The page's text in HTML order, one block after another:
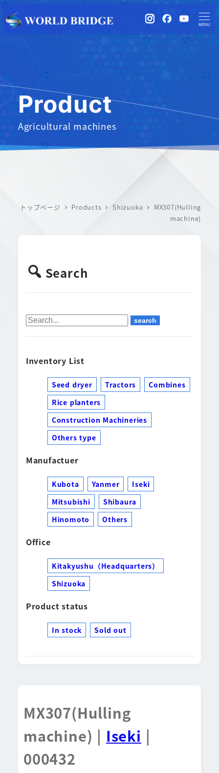
instagramFacebook
MENU
Product
Agricultural machines
トップページ Products Shizuoka
MX307(Hulling
machine)
Search
Inventory List
Seed dryer Tractors
Combines
Rice planters
Construction Machineries
Others type
Manufactuer
Kubota Yanmer
Iseki
Mitsubishi
Shibaura
Hinomoto
Others
Office
Kitakyushu（Headquarters）
Shizuoka
Product status
In stock Sold out
MX307(Hulling
machine) | Iseki |
000432